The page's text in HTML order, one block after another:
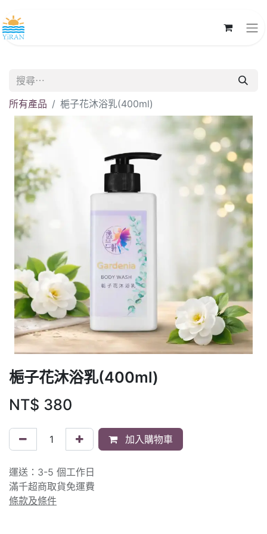
所有產品 梔子花沐浴乳(400ml)
梔子花沐浴乳(400ml)
NT$ 380
加入購物車
運送：3-5 個工作日
滿千超商取貨免運費
條款及條件